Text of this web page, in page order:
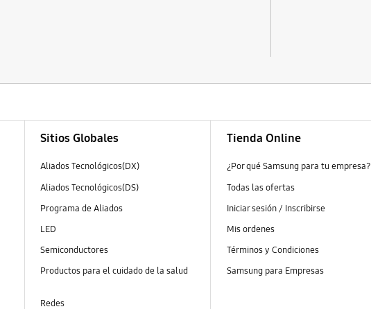
Sitios Globales
Aliados Tecnológicos(DX)
Aliados Tecnológicos(DS)
Programa de Aliados
LED
Semiconductores
Productos para el cuidado de la salud
Redes
Tienda Online
¿Por qué Samsung para tu empresa?
Todas las ofertas
Iniciar sesión / Inscribirse
Mis ordenes
Términos y Condiciones
Samsung para Empresas